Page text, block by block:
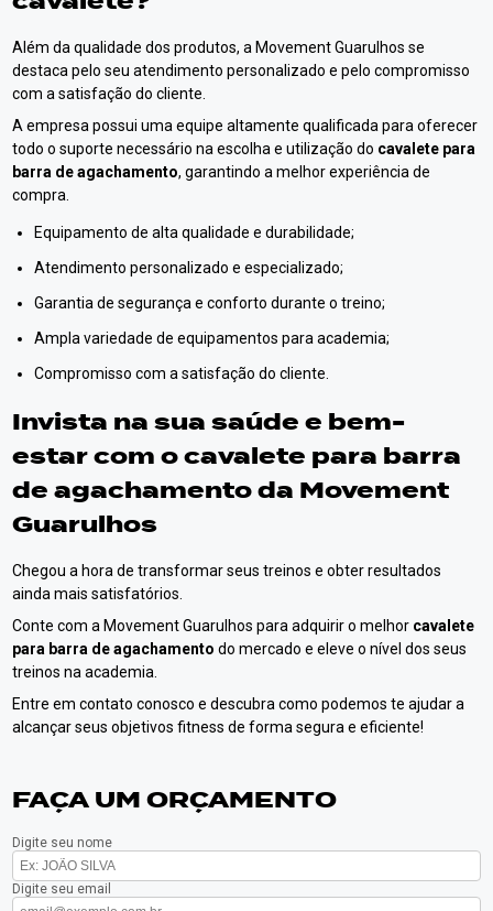
Além da qualidade dos produtos, a Movement Guarulhos se
destaca pelo seu atendimento personalizado e pelo compromisso
com a satisfação do cliente.
A empresa possui uma equipe altamente qualificada para oferecer
todo o suporte necessário na escolha e utilização do cavalete para
barra de agachamento, garantindo a melhor experiência de
compra.
Equipamento de alta qualidade e durabilidade;
Atendimento personalizado e especializado;
Garantia de segurança e conforto durante o treino;
Ampla variedade de equipamentos para academia;
Compromisso com a satisfação do cliente.
Invista na sua saúde e bem-
estar com ocavalete para barra
de agachamentoda Movement
Guarulhos
Chegou a hora de transformar seus treinos e obter resultados
ainda mais satisfatórios.
Conte com a Movement Guarulhos para adquirir o melhor cavalete
para barra de agachamento do mercado e eleve o nível dos seus
treinos na academia.
Entre em contato conosco e descubra como podemos te ajudar a
alcançar seus objetivos fitness de forma segura e eficiente!
FAÇA UM ORÇAMENTO
Digite seu nome
Digite seu email